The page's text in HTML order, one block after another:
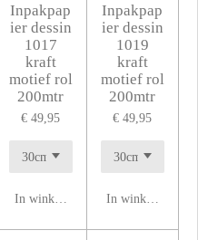
Inpakpap
ier dessin
1017
kraft
motief rol
200mtr
€ 49,95
In winkelwagen
Inpakpap
ier dessin
1019
kraft
motief rol
200mtr
€ 49,95
In winkelwagen